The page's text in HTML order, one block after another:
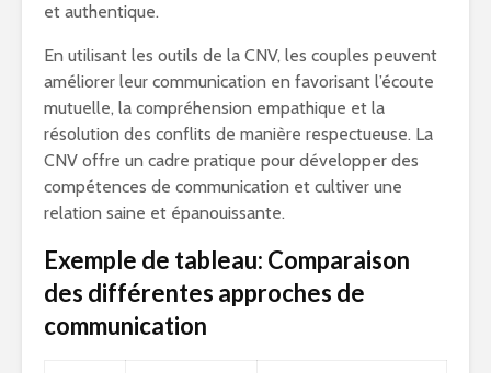
et authentique.
En utilisant les outils de la CNV, les couples peuvent
améliorer leur communication en favorisant l’écoute
mutuelle, la compréhension empathique et la
résolution des conflits de manière respectueuse. La
CNV offre un cadre pratique pour développer des
compétences de communication et cultiver une
relation saine et épanouissante.
Exemple de tableau: Comparaison
des différentes approches de
communication